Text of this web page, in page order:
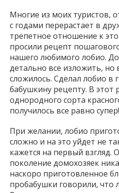
Многие из моих туристов,
с годами перерастает в
трепетное отношение к
просили рецепт
нашего любимого лобио.
детально все изложить, но
сложилось. Сделал лобио в
бабушкину рецепту. В этот
однородного сорта
получилось все равно супер!
При желании, лобио
сложно и на это уйдет не
кажется на первый взгляд.
поколение домохозяек
наскоро приготовленное
пробабушки говорили, что